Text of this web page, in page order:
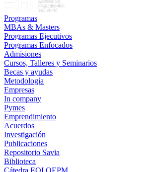
Programas
MBAs & Masters
Programas Ejecutivos
Programas Enfocados
Admisiones
Cursos, Talleres y Seminarios
Becas y ayudas
Metodología
Empresas
In company
Pymes
Emprendimiento
Acuerdos
Investigación
Publicaciones
Repositorio Savia
Biblioteca
Cátedra EOI OEPM